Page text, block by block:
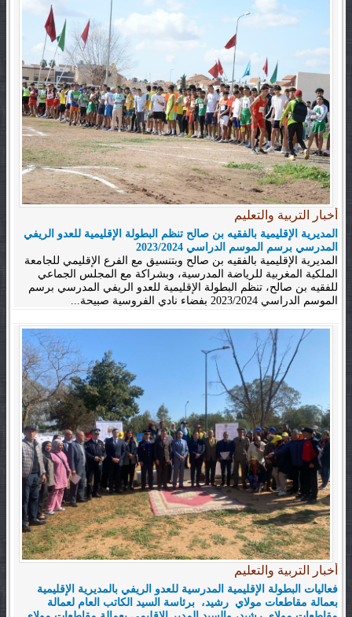
أخبار التربية والتعليم
المديرية الإقليمية بالفقيه بن صالح تنظم البطولة الإقليمية للعدو الريفي
المدرسي برسم الموسم الدراسي 2023/2024
المديرية الإقليمية بالفقيه بن صالح وبتنسيق مع الفرع الإقليمي للجامعة
الملكية المغربية للرياضة المدرسية، وبشراكة مع المجلس الجماعي
للفقيه بن صالح، تنظم البطولة الإقليمية للعدو الريفي المدرسي برسم
الموسم الدراسي 2023/2024 بفضاء نادي الفروسية صبيحة...
أخبار التربية والتعليم
فعاليات البطولة الإقليمية المدرسية للعدو الريفي بالمديرية الإقليمية
بعمالة مقاطعات مولاي رشيد، برئاسة السيد الكاتب العام لعمالة